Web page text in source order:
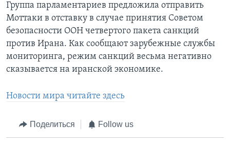
Группа парламентариев предложила отправить
Моттаки в отставку в случае принятия Советом
безопасности ООН четвертого пакета санкций
против Ирана. Как сообщают зарубежные службы
мониторинга, режим санкций весьма негативно
сказывается на иранской экономике.
Новости мира читайте здесь
Поделиться Follow us